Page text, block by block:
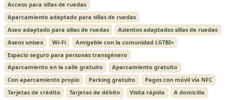
Acceso para sillas de ruedas
Aparcamiento adaptado para sillas de ruedas
Aseo adaptado para sillas de ruedas
Asientos adaptados sillas de ruedas
Aseos unisex
Wi-Fi
Amigable con la comunidad LGTBI+
Espacio seguro para personas transgénero
Aparcamiento en la calle gratuito
Aparcamiento gratuito
Con aparcamiento propio
Parking gratuito
Pagos con móvil vía NFC
Tarjetas de crédito
Tarjetas de débito Visita rápida
A domicilio